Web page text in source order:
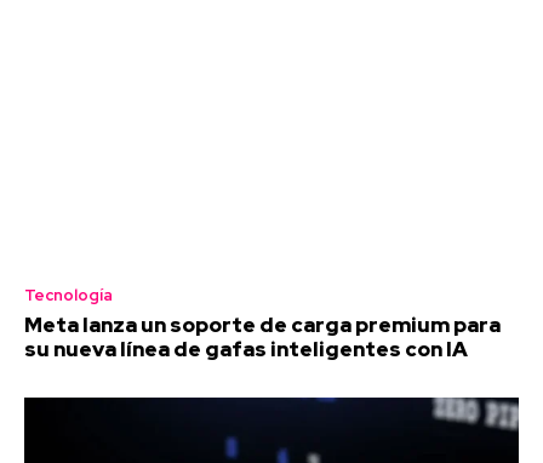
Tecnología
Meta lanza un soporte de carga premium para
su nueva línea de gafas inteligentes con IA